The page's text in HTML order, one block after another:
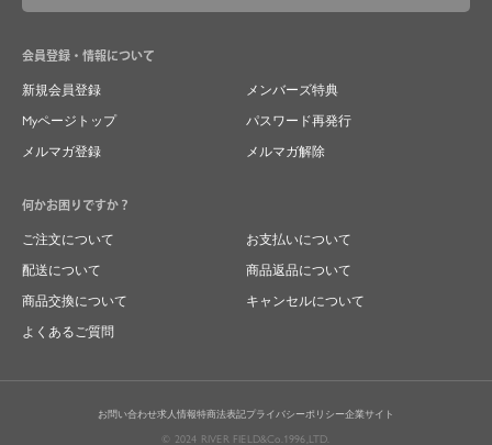
会員登録・情報について
新規会員登録
メンバーズ特典
Myページトップ
パスワード再発行
メルマガ登録
メルマガ解除
何かお困りですか？
ご注文について
お支払いについて
配送について
商品返品について
商品交換について
キャンセルについて
よくあるご質問
お問い合わせ求人情報特商法表記プライバシーポリシー企業サイト
© 2024 RIVER FIELD&Co.1996,LTD.